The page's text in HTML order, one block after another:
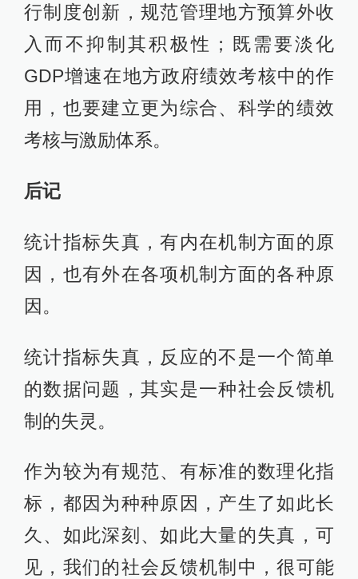
行制度创新，规范管理地方预算外收
入而不抑制其积极性；既需要淡化
GDP增速在地方政府绩效考核中的作
用，也要建立更为综合、科学的绩效
考核与激励体系。
后记
统计指标失真，有内在机制方面的原
因，也有外在各项机制方面的各种原
因。
统计指标失真，反应的不是一个简单
的数据问题，其实是一种社会反馈机
制的失灵。
作为较为有规范、有标准的数理化指
标，都因为种种原因，产生了如此长
久、如此深刻、如此大量的失真，可
见，我们的社会反馈机制中，很可能